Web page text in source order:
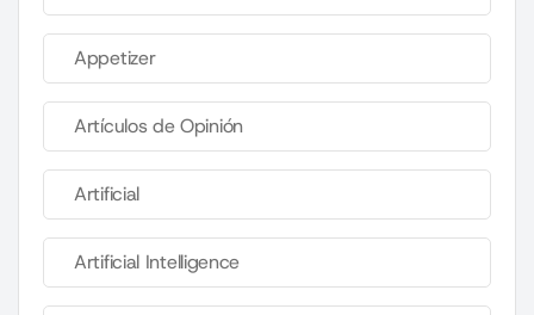
Appetizer
Artículos de Opinión
Artificial
Artificial Intelligence